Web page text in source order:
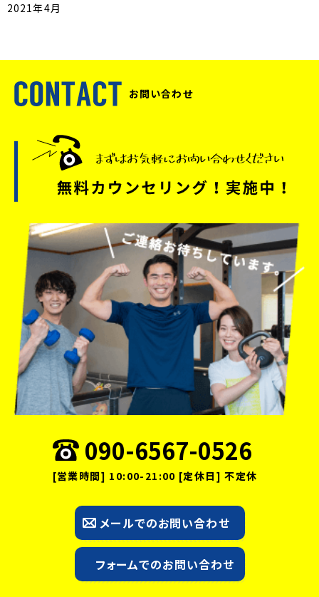
2021年4月
お問い合わせ
090-6567-0526
[営業時間] 10:00-21:00 [定休日] 不定休
メールでのお問い合わせ
フォームでのお問い合わせ